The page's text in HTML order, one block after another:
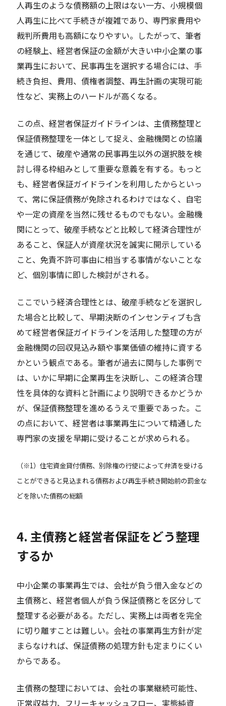
人再生のような債務額の上限はない一方、小規模個
人再生に比べて手続きが複雑であり、専門家費用や
裁判所費用も高額になりやすい。したがって、筆者
の経験上、経営者保証の金額が大きい中小企業の事
業再生において、民事再生を選択する場合には、手
続き負担、費用、債権者調整、再生計画の実現可能
性など、実務上のハードルが高くなる。
この点、経営者保証ガイドラインは、主債務整理と
保証債務整理を一体として捉え、金融機関との協議
を通じて、破産や通常の民事再生以外の選択肢を検
討し得る枠組みとして重要な意義を有する。もっと
も、経営者保証ガイドラインを利用したからといっ
て、常に保証債務が免除されるわけではなく、自宅
や一定の資産を当然に残せるものでもない。金融機
関にとって、破産手続などと比較して経済合理性が
あること、保証人が資産状況を誠実に開示している
こと、免責不許可事由に相当する事情がないことな
ど、個別事情に即した検討がされる。
ここでいう経済合理性とは、破産手続などを選択し
た場合と比較して、早期決断のインセンティブも含
めて経営者保証ガイドラインを活用した整理の方が
金融機関の回収見込み額や事業価値の維持に資する
かという観点である。筆者が過去に関与した事例で
は、いかに早期に企業再生を決断し、この経済合理
性を具体的な資料と計画により説明できるかどうか
が、保証債務整理を進めるうえで重要であった。こ
の点において、経営者は事業再生について精通した
専門家の支援を早期に受けることが求められる。
（※1）住宅資金貸付債務、別除権の行使によって弁済を受ける
ことができると見込まれる債務および再生手続き開始前の罰金な
どを除いた債務の総額
4. 主債務と経営者保証をどう整理
するか
中小企業の事業再生では、会社が負う借入金などの
主債務と、経営者個人が負う保証債務とを区分して
整理する必要がある。ただし、実務上は両者を完全
に切り離すことは難しい。会社の事業再生方針が定
まらなければ、保証債務の処理方針も定まりにくい
からである。
主債務の整理においては、会社の事業継続可能性、
正常収益力、フリーキャッシュフロー、実態純資